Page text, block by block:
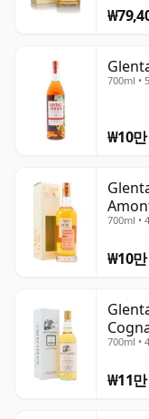
호가들 사이에서의
여 왔습니다.
이 증류소의 스타일
며 향기로운 편으로
형성됩니다. 대표적
있으며, 숙성 기간
품에서는 더욱 크리
다듬어진 오크 풍미
Glentauchers는 소
한 상대적인 무명성
니다. 잘 병입되었
이 업계 내에서 왜
아하고 조용히 개
700ml •
₩10만
700ml •
₩10만
700ml •
₩11만